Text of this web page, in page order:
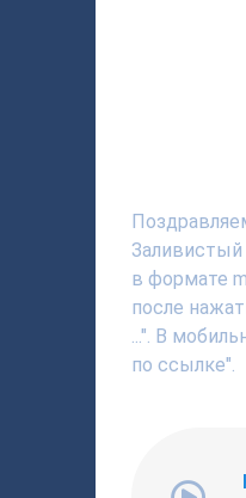
в формате
после
...". В
по ссылке".